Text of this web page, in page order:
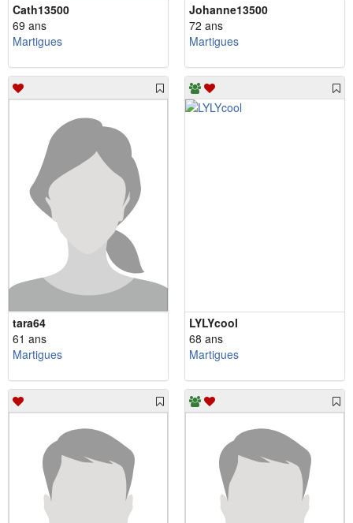
Cath13500
69 ans
Martigues
Johanne13500
72 ans
Martigues
tara64
61 ans
Martigues
LYLYcool
68 ans
Martigues